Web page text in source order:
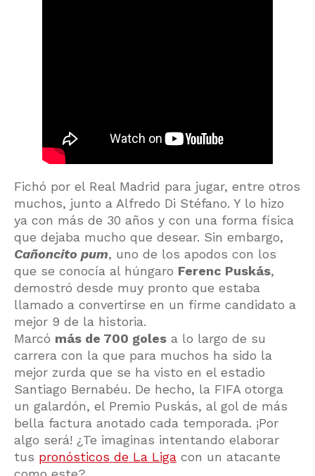
Fichó por el Real Madrid para jugar, entre otros
muchos, junto a Alfredo Di Stéfano. Y lo hizo
ya con más de 30 años y con una forma física
que dejaba mucho que desear. Sin embargo,
Cañoncito pum, uno de los apodos con los
que se conocía al húngaro Ferenc Puskás,
demostró desde muy pronto que estaba
llamado a convertirse en un firme candidato a
mejor 9 de la historia.
Marcó más de 700 goles a lo largo de su
carrera con la que para muchos ha sido la
mejor zurda que se ha visto en el estadio
Santiago Bernabéu. De hecho, la FIFA otorga
un galardón, el Premio Puskás, al gol de más
bella factura anotado cada temporada. ¡Por
algo será! ¿Te imaginas intentando elaborar
tus pronósticos de La Liga con un atacante